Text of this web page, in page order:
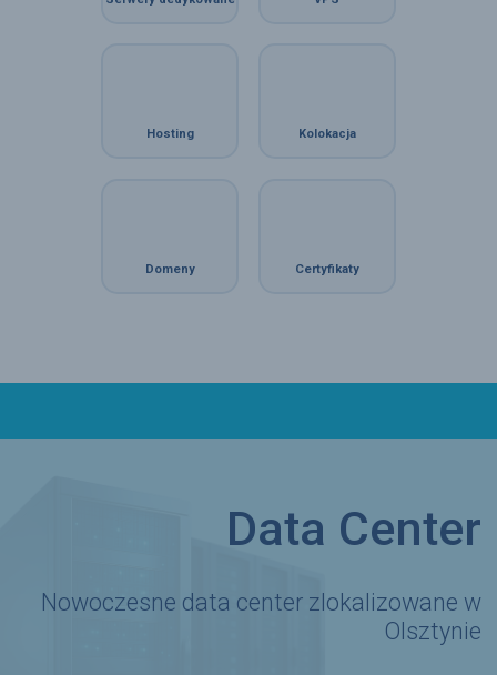
Data Center
Nowoczesne data center zlokalizowane w
Olsztynie